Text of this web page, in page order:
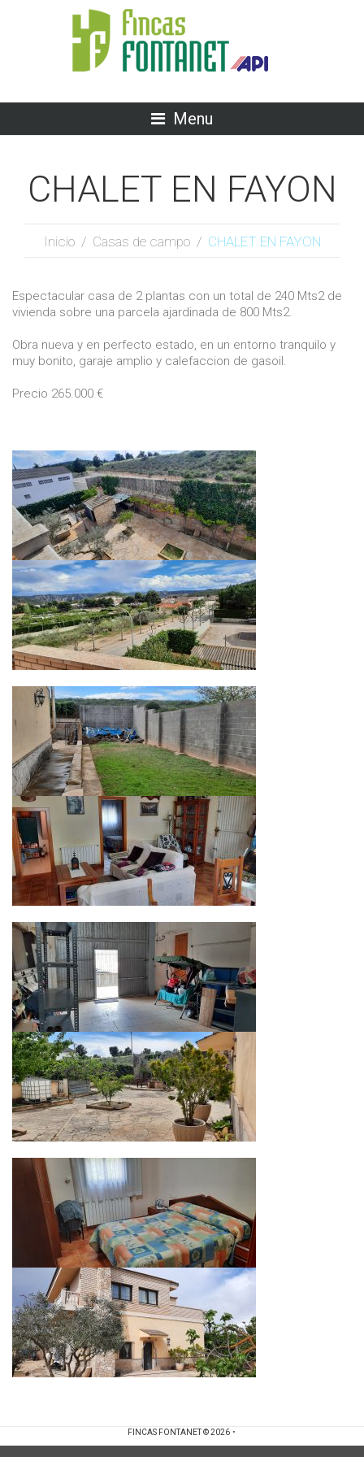
Menu
CHALET EN FAYON
Inicio / Casas de campo / CHALET EN FAYON
Espectacular casa de 2 plantas con un total de 240 Mts2 de
vivienda sobre una parcela ajardinada de 800 Mts2.
Obra nueva y en perfecto estado, en un entorno tranquilo y
muy bonito, garaje amplio y calefaccion de gasoil.
Precio 265.000 €
FINCAS FONTANET© 2026 .